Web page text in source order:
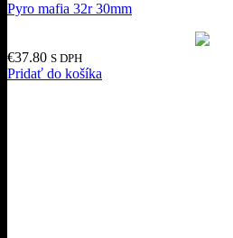
Pyro mafia 32r 30mm
€37.80 S DPH
Pridať do košíka